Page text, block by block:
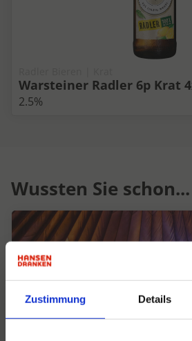
Zustimmung Details
Warsteiner Radler 6p Krat
2.5%
Wussten Sie schon...